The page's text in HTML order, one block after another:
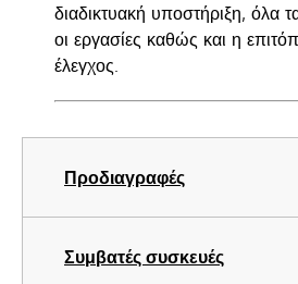
Προδιαγραφές
Συμβατές συσκευές
διαδικτυακή υποστήριξη, όλα
οι εργασίες καθώς και η
έλεγχος.